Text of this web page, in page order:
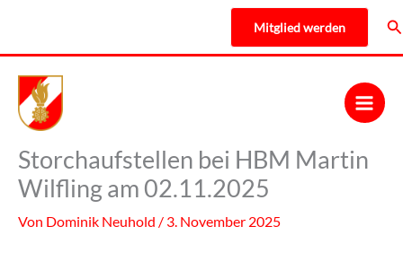
springen
Mitglied werden
Storchaufstellen bei HBM Martin
Wilfling am 02.11.2025
Von Dominik Neuhold / 3. November 2025